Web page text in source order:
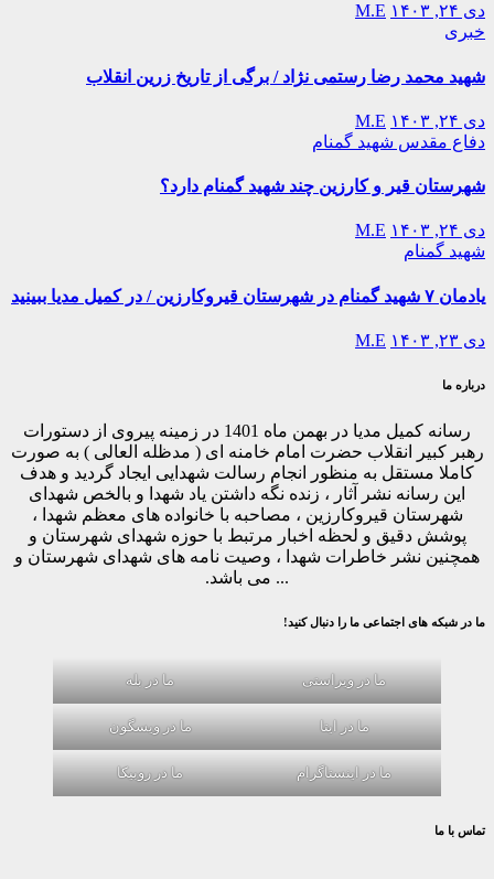
دی ۲۴, ۱۴۰۳
M.E
خبری
شهید محمد رضا رستمی نژاد / برگی از تاریخ زرین انقلاب
دی ۲۴, ۱۴۰۳
M.E
دفاع مقدس شهید گمنام
شهرستان قیر و کارزین چند شهید گمنام دارد؟
دی ۲۴, ۱۴۰۳
M.E
شهید گمنام
یادمان ۷ شهید گمنام در شهرستان قیروکارزین / در کمیل مدیا ببینید
دی ۲۳, ۱۴۰۳ M.E
درباره ما
رسانه کمیل مدیا در بهمن ماه 1401 در زمینه پیروی از دستورات
رهبر کبیر انقلاب حضرت امام خامنه ای ( مدظله العالی ) به صورت
کاملا مستقل به منظور انجام رسالت شهدایی ایجاد گردید و هدف
این رسانه نشر آثار ، زنده نگه داشتن یاد شهدا و بالخص شهدای
شهرستان قیروکارزین ، مصاحبه با خانواده های معظم شهدا ،
پوشش دقیق و لحظه اخبار مرتبط با حوزه شهدای شهرستان و
همچنین نشر خاطرات شهدا ، وصیت نامه های شهدای شهرستان و
... می باشد.
ما در شبکه های اجتماعی ما را دنبال کنید!
ما در ویراستی ما در بله
ما در ایتا ما در ویسگون
ما در اینستاگرام ما در روبیکا
تماس با ما